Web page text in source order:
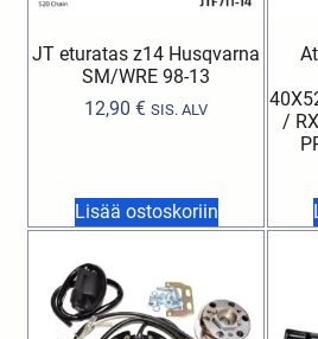
JT eturatas z14 Husqvarna
SM/WRE 98-13
12,90€ SIS. ALV
Lisää ostoskoriin
/